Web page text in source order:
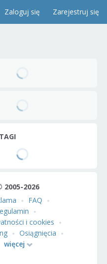
Zaloguj się Zarejestruj się
2005-2026
FAQ
i cookies
Osiągnięcia
więcej